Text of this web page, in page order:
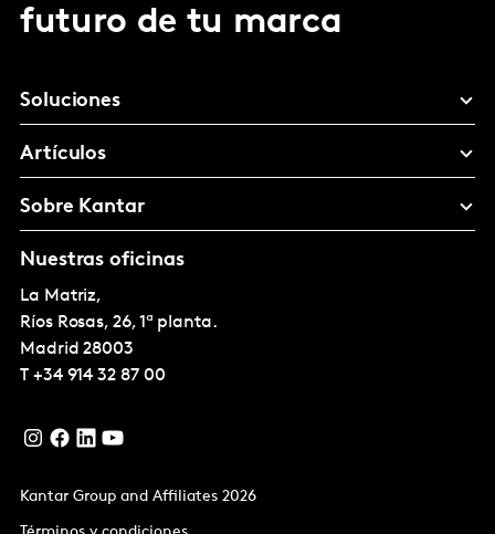
futuro de tu marca
Soluciones
Artículos
Sobre Kantar
Nuestras oficinas
La Matriz,
Ríos Rosas, 26, 1ª planta.
Madrid 28003
T +34 914 32 87 00
Kantar Group and Affiliates 2026